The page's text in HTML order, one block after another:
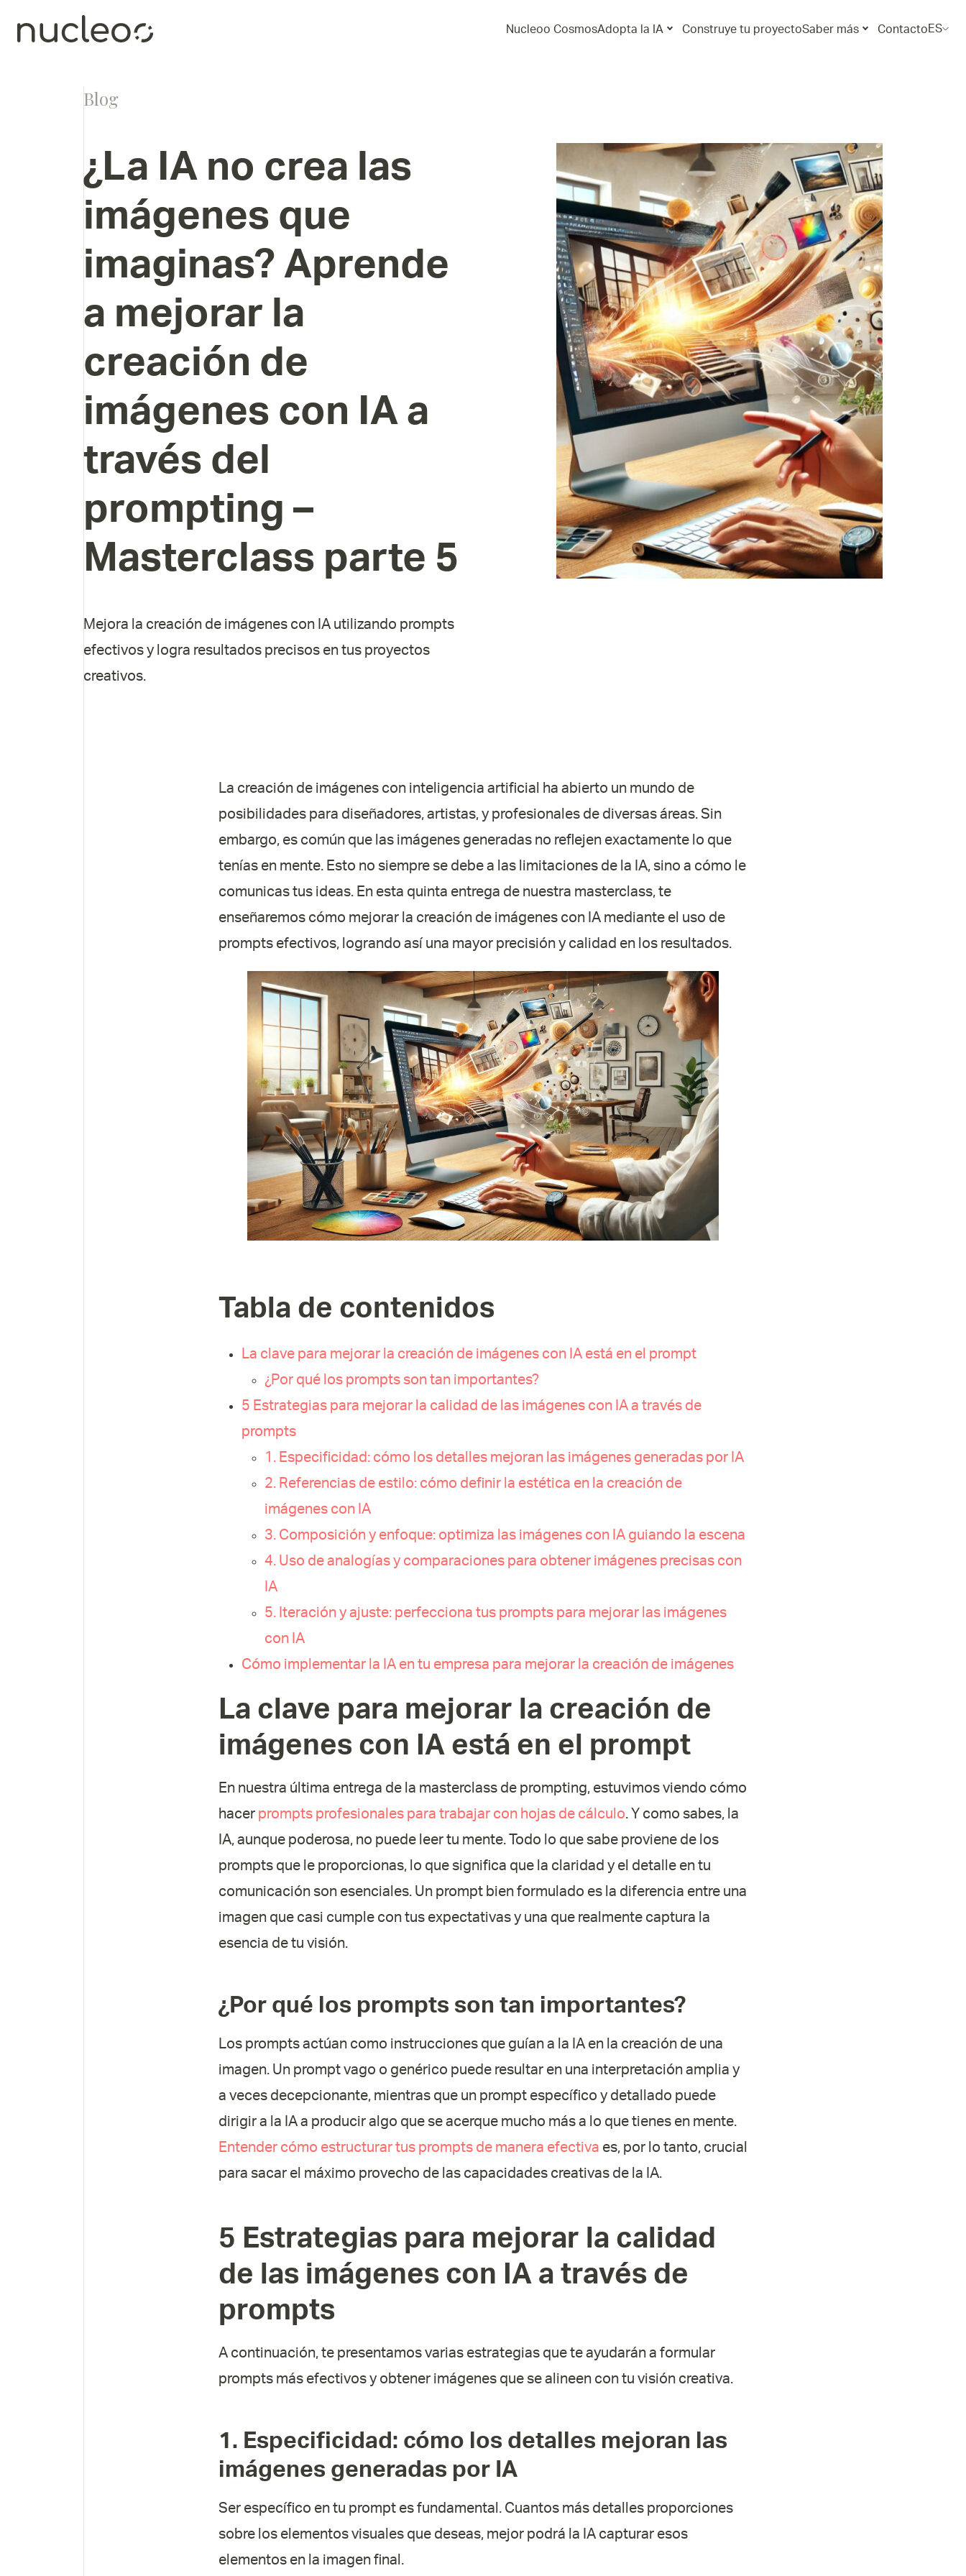
Nucleoo CosmosAdopta la IA Construye tu proyectoSaber más ContactoES
Blog
¿La IA no crea las
imágenes que
imaginas? Aprende
a mejorar la
creación de
imágenes con IA a
través del
prompting –
Masterclass parte 5
Mejora la creación de imágenes con IA utilizando prompts
efectivos y logra resultados precisos en tus proyectos
creativos.
La creación de imágenes con inteligencia artificial ha abierto un mundo de
posibilidades para diseñadores, artistas, y profesionales de diversas áreas. Sin
embargo, es común que las imágenes generadas no reflejen exactamente lo que
tenías en mente. Esto no siempre se debe a las limitaciones de la IA, sino a cómo le
comunicas tus ideas. En esta quinta entrega de nuestra masterclass, te
enseñaremos cómo mejorar la creación de imágenes con IA mediante el uso de
prompts efectivos, logrando así una mayor precisión y calidad en los resultados.
Tabla de contenidos
La clave para mejorar la creación de imágenes con IA está en el prompt
¿Por qué los prompts son tan importantes?
5 Estrategias para mejorar la calidad de las imágenes con IA a través de
prompts
1. Especificidad: cómo los detalles mejoran las imágenes generadas por IA
2. Referencias de estilo: cómo definir la estética en la creación de
imágenes con IA
3. Composición y enfoque: optimiza las imágenes con IA guiando la escena
4. Uso de analogías y comparaciones para obtener imágenes precisas con
IA
5. Iteración y ajuste: perfecciona tus prompts para mejorar las imágenes
con IA
Cómo implementar la IA en tu empresa para mejorar la creación de imágenes
La clave para mejorar la creación de
imágenes con IA está en el prompt
En nuestra última entrega de la masterclass de prompting, estuvimos viendo cómo
hacer prompts profesionales para trabajar con hojas de cálculo. Y como sabes, la
IA, aunque poderosa, no puede leer tu mente. Todo lo que sabe proviene de los
prompts que le proporcionas, lo que significa que la claridad y el detalle en tu
comunicación son esenciales. Un prompt bien formulado es la diferencia entre una
imagen que casi cumple con tus expectativas y una que realmente captura la
esencia de tu visión.
¿Por qué los prompts son tan importantes?
Los prompts actúan como instrucciones que guían a la IA en la creación de una
imagen. Un prompt vago o genérico puede resultar en una interpretación amplia y
a veces decepcionante, mientras que un prompt específico y detallado puede
dirigir a la IA a producir algo que se acerque mucho más a lo que tienes en mente.
Entender cómo estructurar tus prompts de manera efectiva es, por lo tanto, crucial
para sacar el máximo provecho de las capacidades creativas de la IA.
5 Estrategias para mejorar la calidad
de las imágenes con IA a través de
prompts
A continuación, te presentamos varias estrategias que te ayudarán a formular
prompts más efectivos y obtener imágenes que se alineen con tu visión creativa.
1. Especificidad: cómo los detalles mejoran las
imágenes generadas por IA
Ser específico en tu prompt es fundamental. Cuantos más detalles proporciones
sobre los elementos visuales que deseas, mejor podrá la IA capturar esos
elementos en la imagen final.